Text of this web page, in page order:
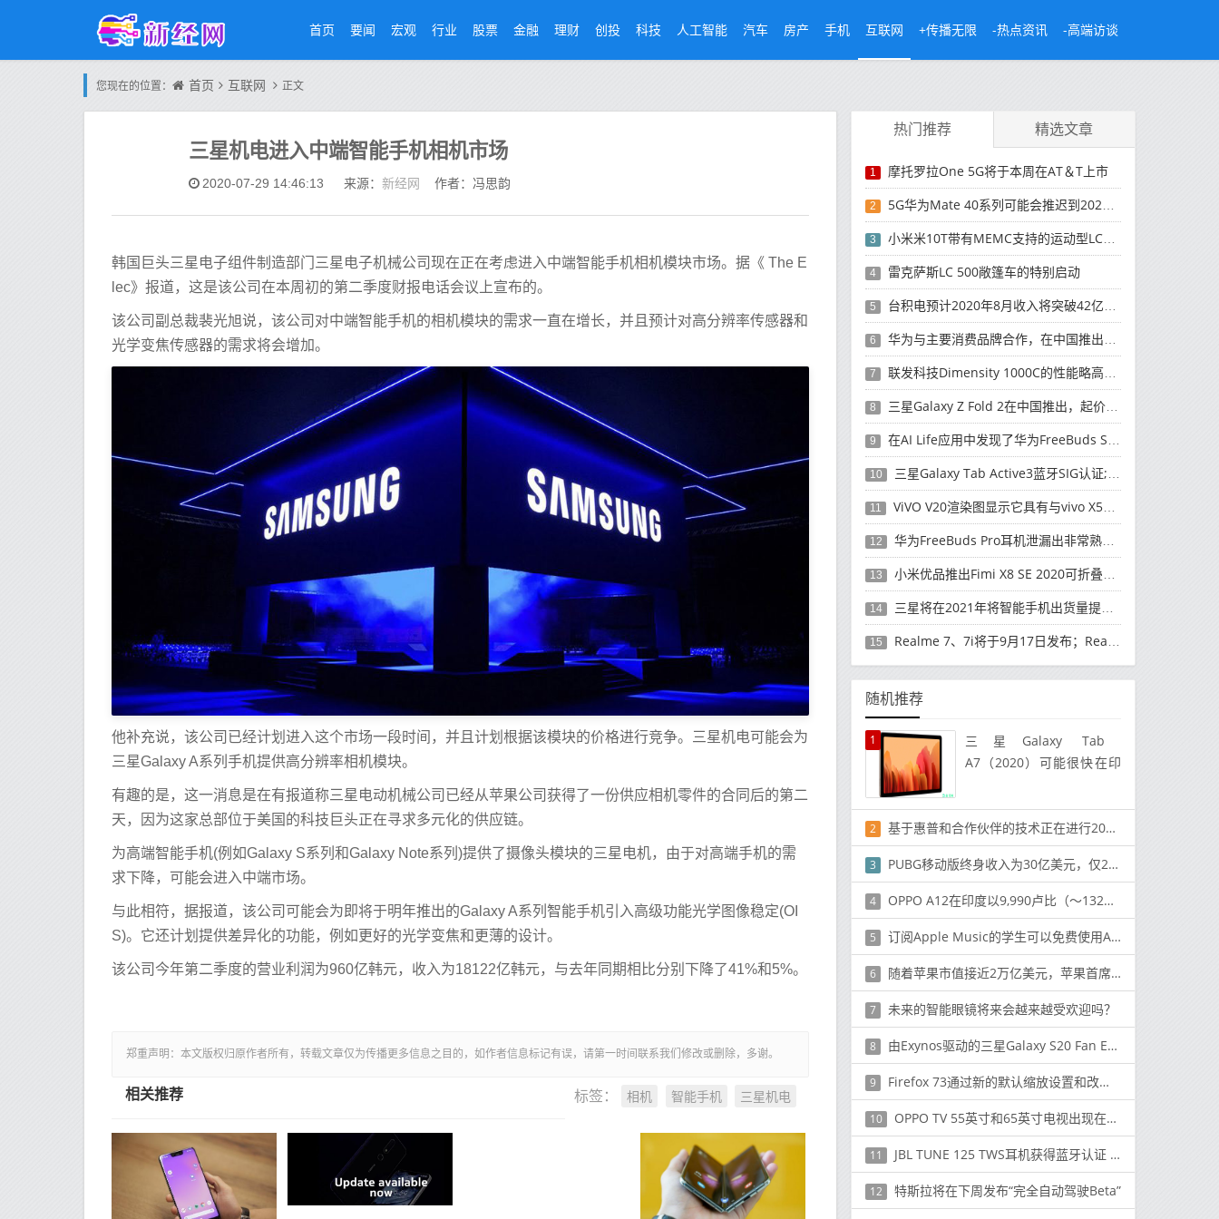
首页 要闻 宏观 行业 股票 金融 理财 创投 科技 人工智能 汽车 房产 手机 互联网 +传播无限 -热点资讯 -高端访谈
您现在的位置： 首页 互联网 正文
三星机电进入中端智能手机相机市场
2020-07-29 14:46:13 来源： 新经网 作者：冯思韵
韩国巨头三星电子组件制造部门三星电子机械公司现在正在考虑进入中端智能手机相机模块市场。据《 The E
lec》报道，这是该公司在本周初的第二季度财报电话会议上宣布的。
该公司副总裁裴光旭说，该公司对中端智能手机的相机模块的需求一直在增长，并且预计对高分辨率传感器和
光学变焦传感器的需求将会增加。
他补充说，该公司已经计划进入这个市场一段时间，并且计划根据该模块的价格进行竞争。三星机电可能会为
三星Galaxy A系列手机提供高分辨率相机模块。
有趣的是，这一消息是在有报道称三星电动机械公司已经从苹果公司获得了一份供应相机零件的合同后的第二
天，因为这家总部位于美国的科技巨头正在寻求多元化的供应链。
为高端智能手机(例如Galaxy S系列和Galaxy Note系列)提供了摄像头模块的三星电机，由于对高端手机的需
求下降，可能会进入中端市场。
与此相符，据报道，该公司可能会为即将于明年推出的Galaxy A系列智能手机引入高级功能光学图像稳定(OI
S)。它还计划提供差异化​​的功能，例如更好的光学变焦和更薄的设计。
该公司今年第二季度的营业利润为960亿韩元，收入为18122亿韩元，与去年同期相比分别下降了41%和5%。
郑重声明：本文版权归原作者所有，转载文章仅为传播更多信息之目的，如作者信息标记有误，请第一时间联系我们修改或删除，多谢。
标签： 相机 智能手机 三星机电
相关推荐
热门推荐 精选文章
1 摩托罗拉One 5G将于本周在AT＆T上市
2 5G华为Mate 40系列可能会推迟到2021年
3 小米米10T带有MEMC支持的运动型LCD屏幕
4 雷克萨斯LC 500敞篷车的特别启动
5 台积电预计2020年8月收入将突破42亿美元，创历史新高
6 华为与主要消费品牌合作，在中国推出采用HarmonyOS 2.0的智能家居产品
7 联发科技Dimensity 1000C的性能略高于Snapdragon 765G
8 三星Galaxy Z Fold 2在中国推出，起价为16,999元
9 在AI Life应用中发现了华为FreeBuds Studio耳机
10 三星Galaxy Tab Active3蓝牙SIG认证; 发布可能快要结束了
11 ViVO V20渲染图显示它具有与vivo X50 Pro类似的后部设计
12 华为FreeBuds Pro耳机泄漏出非常熟悉的设计
13 小米优品推出Fimi X8 SE 2020可折叠无人机
14 三星将在2021年将智能手机出货量提高至3亿部
15 Realme 7、7i将于9月17日发布；Realme 7i的完整规格并导致泄漏
随机推荐
1
三星Galaxy Tab
A7（2020）可能很快在印
2 基于惠普和合作伙伴的技术正在进行20多次NFV概念验证试验
3 PUBG移动版终身收入为30亿美元，仅2020年就带来了13亿美元
4 OPPO A12在印度以9,990卢比（〜132美元）的价格推出
5 订阅Apple Music的学生可以免费使用Apple TV Plus
6 随着苹果市值接近2万亿美元，苹果首席执行官蒂姆·库克加入亿万富翁俱乐部
7 未来的智能眼镜将来会越来越受欢迎吗？
8 由Exynos驱动的三星Galaxy S20 Fan Edition 5G确实存在
9 Firefox 73通过新的默认缩放设置和改进的音频进入开发
10 OPPO TV 55英寸和65英寸电视出现在3C上，而其遥控器通过Bluetooth SIG
11 JBL TUNE 125 TWS耳机获得蓝牙认证 即将推出
12 特斯拉将在下周发布“完全自动驾驶Beta”